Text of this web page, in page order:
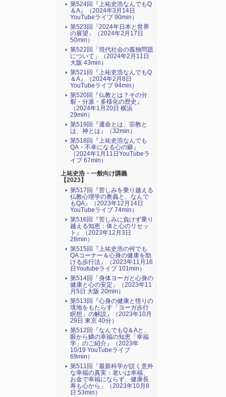
第524回『上祐史浩なんでもQ
＆A』（2024年3月14日
YouTubeライブ 90min）
第523回「2024年日本と世界
の展望」（2024年2月17日
50min）
第522回「現代社会の孤独問題
について」（2024年2月11日
大阪 43min）
第521回『上祐史浩なんでもQ
＆A』（2024年2月8日
YouTubeライブ 94min）
第520回『仏教とは？その分
裂・分派・多様化の歴史』
（2024年1月20日 横浜
29min）
第519回『運命とは、宗教と
は、神とは』（32min）
第518回『上祐史浩なんでも
QA・不幸になる心の癖』
（2024年1月11日YouTubeラ
イブ 67min）
上祐史浩・一般向け講義
【2023】
第517回『苦しみを乗り越える
仏教心理学の奥義と、なんで
もQA』（2023年12月14日
YouTubeライブ 74min）
第516回『苦しみに負けず乗り
越える知恵：体と心のリセッ
ト』（2023年12月3日
28min）
第515回『上祐史浩の何でも
QAコーナー＆心身の健康を助
ける歩行法』（2023年11月16
日Youtubeライブ 101min）
第514回「身体ヨーガと心身の
健康と心の安定」（2023年11
月5日 大阪 20min）
第513回『心身の健康と悟りの
境地をもたらす「ヨーガ歩行
瞑想」の解説』（2023年10月
29日 東京 40分）
第512回『なんでもQ＆Aと、
眼から鱗の幸福の知恵「幸福
学」のご紹介』（2023年
10/19 YouTubeライブ
69min）
第511回「最新科学が説く意外
な幸福の真実：老いは幸福、
お金で幸福にならず、健康長
寿も心から」（2023年10月8
日 53min）